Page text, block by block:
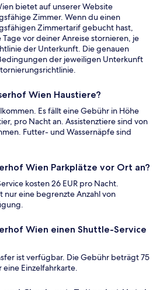
bietet auf unserer Website
Zimmer. Wenn du einen
Zimmertarif gebucht hast,
vor deiner Anreise stornieren, je
der Unterkunft. Die genauen
der jeweiligen Unterkunft
Wien Haustiere?
Es fällt eine Gebühr in Höhe
pro Nacht an. Assistenztiere sind von
Futter- und Wassernäpfe sind
Wien Parkplätze vor Ort an?
kosten 26 EUR pro Nacht.
nur eine begrenzte Anzahl von
Wien einen Shuttle-Service
ist verfügbar. Die Gebühr beträgt 75
eine Einzelfahrkarte.